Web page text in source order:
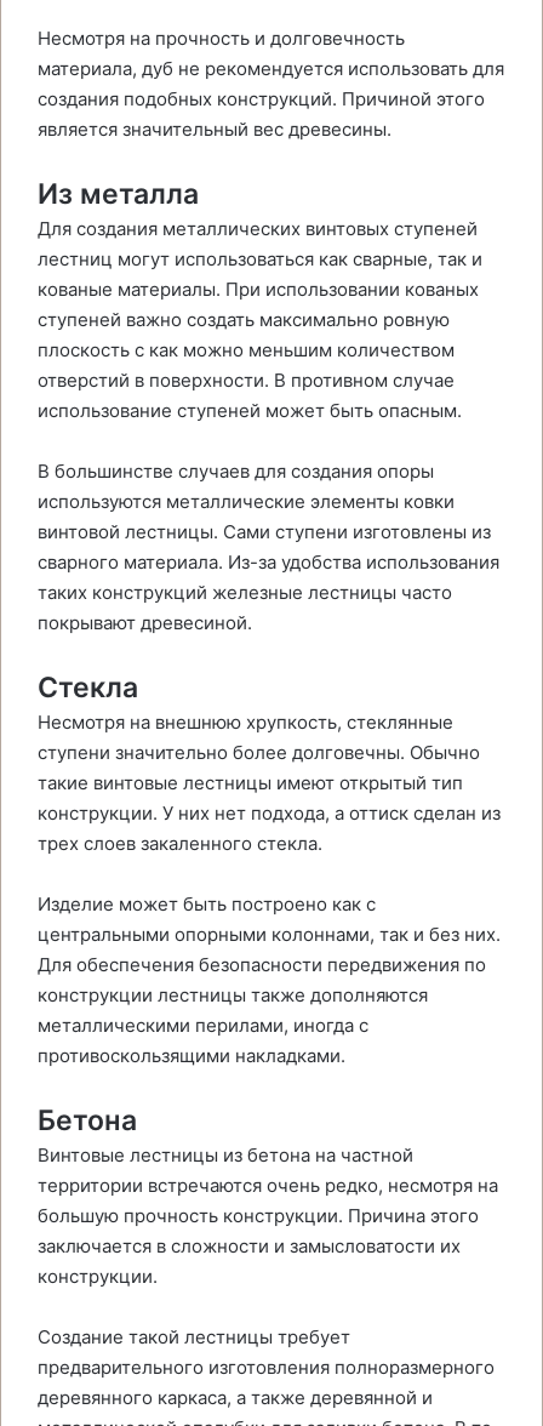
Несмотря на прочность и долговечность
материала, дуб не рекомендуется использовать для
создания подобных конструкций. Причиной этого
является значительный вес древесины.
Из металла
Для создания металлических винтовых ступеней
лестниц могут использоваться как сварные, так и
кованые материалы. При использовании кованых
ступеней важно создать максимально ровную
плоскость с как можно меньшим количеством
отверстий в поверхности. В противном случае
использование ступеней может быть опасным.
В большинстве случаев для создания опоры
используются металлические элементы ковки
винтовой лестницы. Сами ступени изготовлены из
сварного материала. Из-за удобства использования
таких конструкций железные лестницы часто
покрывают древесиной.
Стекла
Несмотря на внешнюю хрупкость, стеклянные
ступени значительно более долговечны. Обычно
такие винтовые лестницы имеют открытый тип
конструкции. У них нет подхода, а оттиск сделан из
трех слоев закаленного стекла.
Изделие может быть построено как с
центральными опорными колоннами, так и без них.
Для обеспечения безопасности передвижения по
конструкции лестницы также дополняются
металлическими перилами, иногда с
противоскользящими накладками.
Бетона
Винтовые лестницы из бетона на частной
территории встречаются очень редко, несмотря на
большую прочность конструкции. Причина этого
заключается в сложности и замысловатости их
конструкции.
Создание такой лестницы требует
предварительного изготовления полноразмерного
деревянного каркаса, а также деревянной и